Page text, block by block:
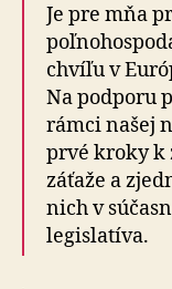
Je pre mňa
chvíľu v
Na podporu
rámci našej
prvé kroky
záťaže a
nich v
legislatíva.